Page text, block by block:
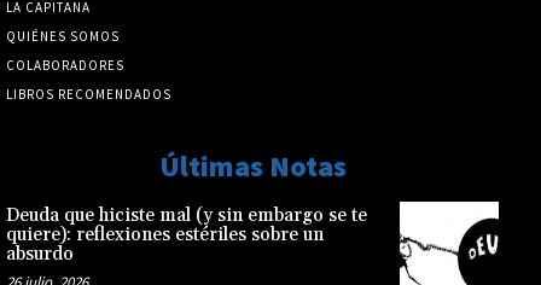
LA CAPITANA
QUIÉNES SOMOS
COLABORADORES
LIBROS RECOMENDADOS
Últimas Notas
Deuda que hiciste mal (y sin embargo se te
quiere): reflexiones estériles sobre un
absurdo